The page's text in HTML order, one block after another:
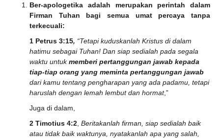
Ber-apologetika adalah merupakan perintah dalam
Firman Tuhan bagi semua umat percaya tanpa
terkecuali:
1 Petrus 3:15, “Tetapi kuduskanlah Kristus di dalam
hatimu sebagai Tuhan! Dan siap sedialah pada segala
waktu untukmemberi pertanggungan jawab kepada
tiap-tiap orang yang meminta pertanggungan jawab
dari kamu tentang pengharapan yang ada padamu, tetapi
haruslah dengan lemah lembut dan hormat,”
Juga di dalam,
2 Timotius 4:2 Beritakanlah firman, siap sedialah baik
atau tidak baik waktunya, nyatakanlah apa yang salah,